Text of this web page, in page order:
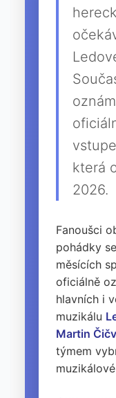
která
2026.
Fanoušci
pohádky
měsících
oficiálně
hlavních i
muzikálu
Martin
týmem